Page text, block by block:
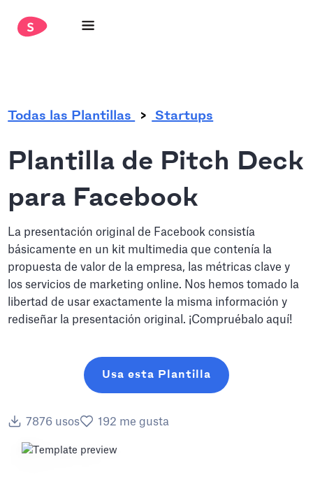
Todas las Plantillas Startups
Plantilla de Pitch Deck
para Facebook
La presentación original de Facebook consistía
básicamente en un kit multimedia que contenía la
propuesta de valor de la empresa, las métricas clave y
los servicios de marketing online. Nos hemos tomado la
libertad de usar exactamente la misma información y
rediseñar la presentación original. ¡Compruébalo aquí!
Usa esta Plantilla
7876 usos 192 me gusta